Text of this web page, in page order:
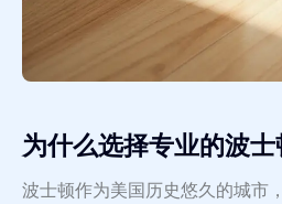
为什么选择专业的波
波士顿作为美国历史悠久的城市